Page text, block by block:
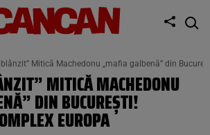
Mitică Machedonu „mafia galbenă” din
MITICĂ MACHEDONU
DIN BUCUREȘTI!
EUROPA